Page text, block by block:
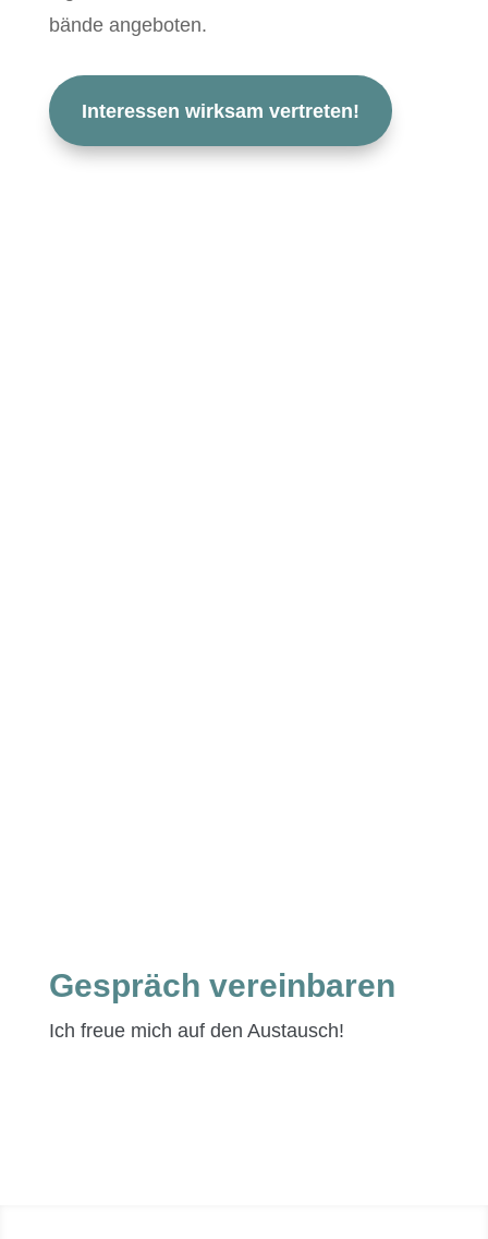
bände angeboten.
Inter­essen wirk­sam vertreten!
Gespräch vereinbaren
Ich freue mich auf den Austausch!